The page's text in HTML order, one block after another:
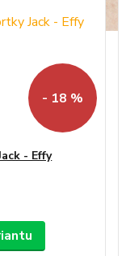
- 18 %
- Effy